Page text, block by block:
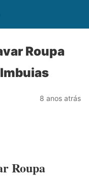
Roupa
8 anos atrás
Roupa